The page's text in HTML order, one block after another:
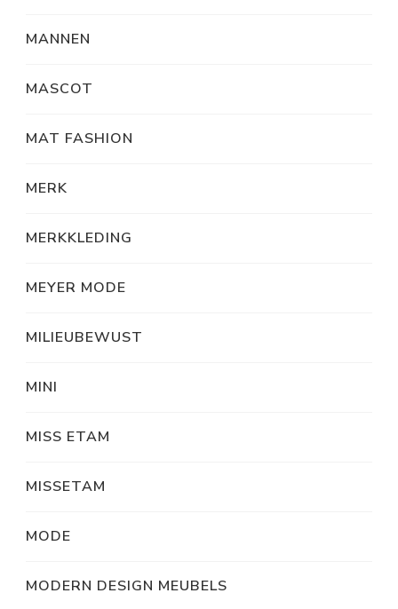
MANNEN
MASCOT
MAT FASHION
MERK
MERKKLEDING
MEYER MODE
MILIEUBEWUST
MINI
MISS ETAM
MISSETAM
MODE
MODERN DESIGN MEUBELS